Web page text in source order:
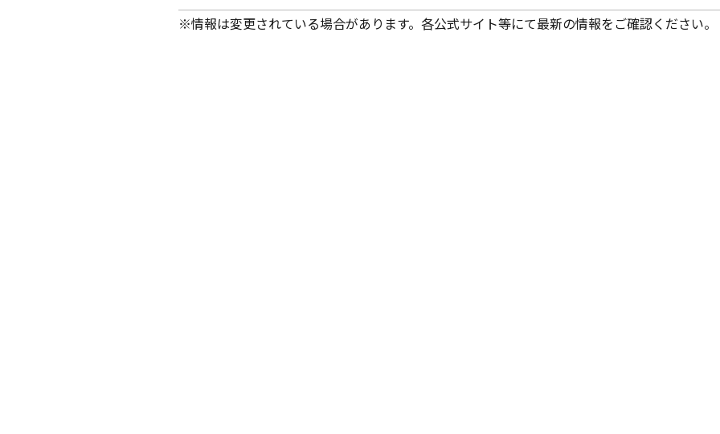
※情報は変更されている場合があります。各公式サイト等にて最新の情報をご確認ください。